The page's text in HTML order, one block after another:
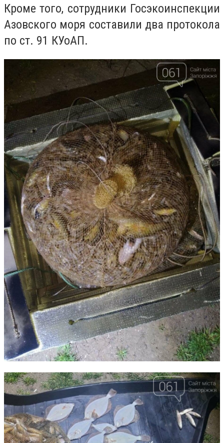
Кроме того, сотрудники Госэкоинспекции
Азовского моря составили два протокола
по ст. 91 КУоАП.